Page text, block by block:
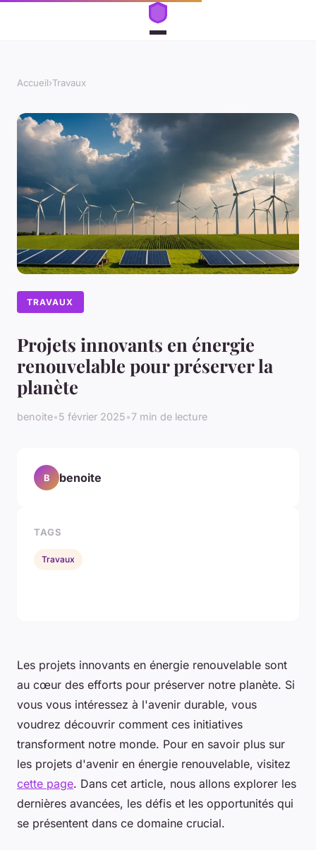
Accueil›Travaux
TRAVAUX
Projets innovants en énergie
renouvelable pour préserver la
planète
benoite•5 février 2025•7 min de lecture
Les projets innovants en énergie renouvelable sont
au cœur des efforts pour préserver notre planète. Si
vous vous intéressez à l'avenir durable, vous
voudrez découvrir comment ces initiatives
transforment notre monde. Pour en savoir plus sur
les projets d'avenir en énergie renouvelable, visitez
cette page. Dans cet article, nous allons explorer les
dernières avancées, les défis et les opportunités qui
se présentent dans ce domaine crucial.
B benoite
TAGS
Travaux